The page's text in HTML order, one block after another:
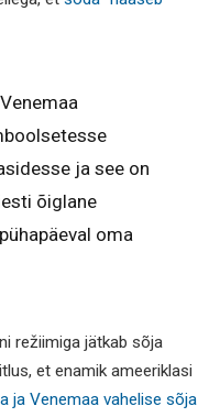
ja see on
õiglane
oma
režiimiga jätkab sõja
et enamik ameeriklasi
ja Venemaa vahelise sõja